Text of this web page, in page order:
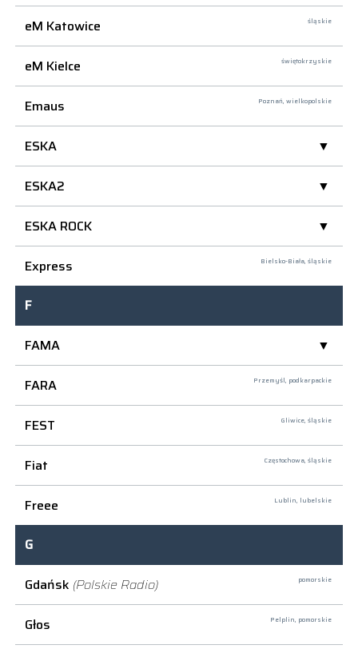
eM Katowice śląskie
eM Kielce świętokrzyskie
Emaus Poznań, wielkopolskie
ESKA
ESKA2
ESKA ROCK
Express
Bielsko-Biała, śląskie
F
FAMA
FARA
Przemyśl, podkarpackie
FEST Gliwice, śląskie
Fiat Częstochowa, śląskie
Freee Lublin, lubelskie
G
Gdańsk (Polskie Radio) pomorskie
Głos Pelplin, pomorskie